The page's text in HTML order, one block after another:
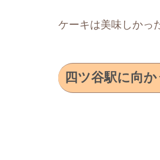
ケーキは美味しかっ
四ツ谷駅に向